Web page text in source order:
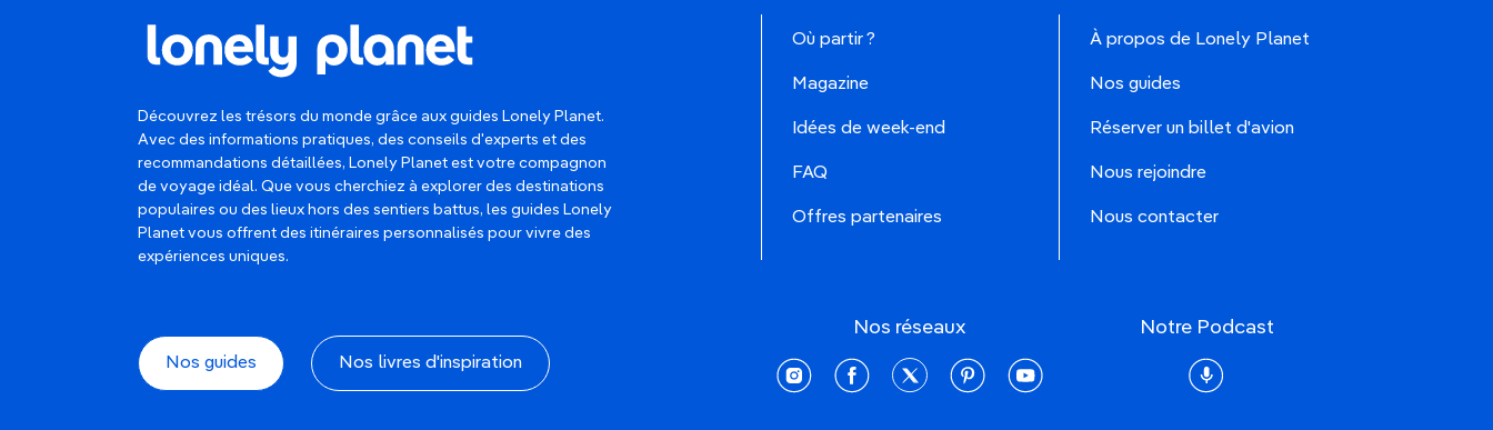
Découvrez les trésors du monde grâce aux guides Lonely Planet.
Avec des informations pratiques, des conseils d'experts et des
recommandations détaillées, Lonely Planet est votre compagnon
de voyage idéal. Que vous cherchiez à explorer des destinations
populaires ou des lieux hors des sentiers battus, les guides Lonely
Planet vous offrent des itinéraires personnalisés pour vivre des
expériences uniques.
Nos guides Nos livres d'inspiration
Où partir ?
Magazine
Idées de week-end
FAQ
Offres partenaires
À propos de Lonely Planet
Nos guides
Réserver un billet d'avion
Nous rejoindre
Nous contacter
Nos réseaux
instagramfacebooktwitter pinterestyoutube
Notre Podcast
Podcast